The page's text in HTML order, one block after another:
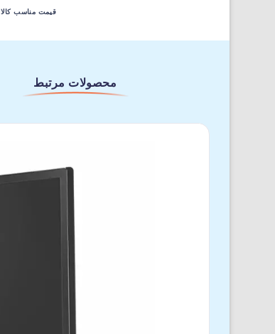
قیمت مناسب کالا
محصولات مرتبط